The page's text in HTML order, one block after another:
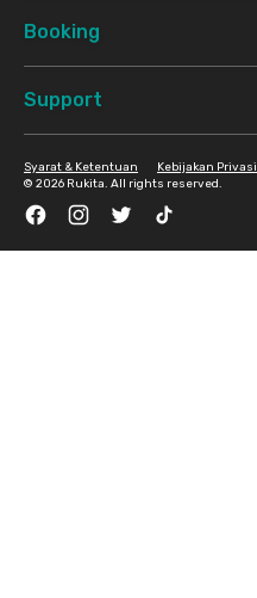
Booking
Support
© 2026 Rukita. All rights reserved.
Syarat & Ketentuan Kebijakan Privasi
FacebookInstagramTwitter TikTok